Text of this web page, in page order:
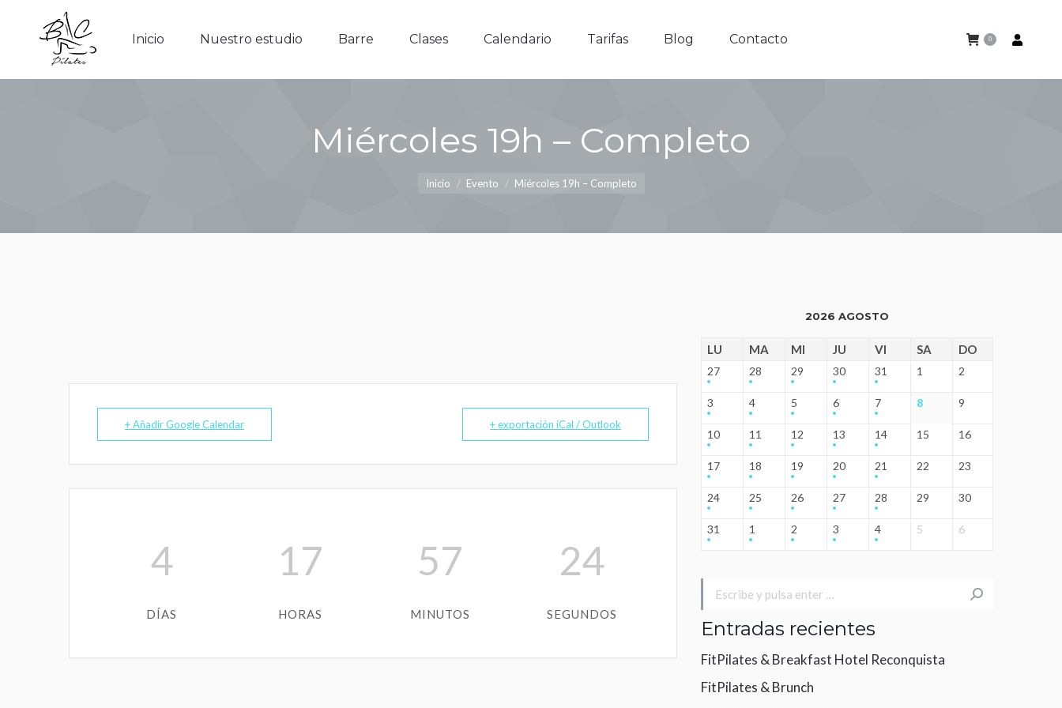
Inicio Nuestro estudio Barre Clases Calendario Tarifas Blog Contacto 0
Miércoles 19h – Completo
Inicio Evento Miércoles 19h – Completo
+ Añadir Google Calendar + exportación iCal / Outlook
4
DÍAS
17
HORAS
57
MINUTOS
23
SEGUNDOS
2026 AGOSTO
LU MA MI JU VI SA DO
27 28 29 30 31 1 2
3 4 5 6 7 8 9
10 11 12 13 14 15 16
17 18 19 20 21 22 23
24 25 26 27 28 29 30
31 1 2 3 4 5 6
Buscar:
Entradas recientes
FitPilates & Breakfast Hotel Reconquista
FitPilates & Brunch